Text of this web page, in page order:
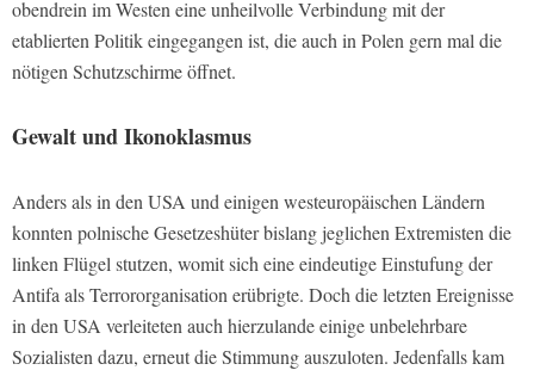
obendrein im Westen eine unheilvolle Verbindung mit der
etablierten Politik eingegangen ist, die auch in Polen gern mal die
nötigen Schutzschirme öffnet.
Gewalt und Ikonoklasmus
Anders als in den USA und einigen westeuropäischen Ländern
konnten polnische Gesetzeshüter bislang jeglichen Extremisten die
linken Flügel stutzen, womit sich eine eindeutige Einstufung der
Antifa als Terrororganisation erübrigte. Doch die letzten Ereignisse
in den USA verleiteten auch hierzulande einige unbelehrbare
Sozialisten dazu, erneut die Stimmung auszuloten. Jedenfalls kam